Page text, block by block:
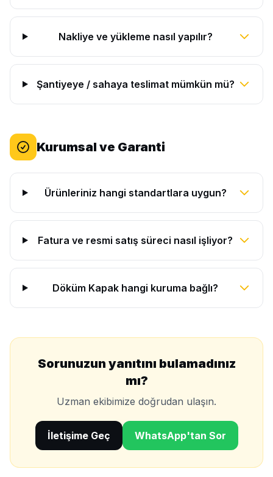
Nakliye ve yükleme nasıl yapılır?
Şantiyeye / sahaya teslimat mümkün mü?
Kurumsal ve Garanti
Ürünleriniz hangi standartlara uygun?
Fatura ve resmi satış süreci nasıl işliyor?
Döküm Kapak hangi kuruma bağlı?
Sorunuzun yanıtını bulamadınız
mı?
Uzman ekibimize doğrudan ulaşın.
İletişime Geç WhatsApp'tan Sor